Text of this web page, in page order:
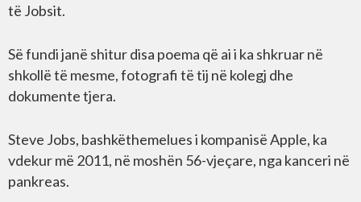
të Jobsit.
Së fundi janë shitur disa poema që ai i ka shkruar në
shkollë të mesme, fotografi të tij në kolegj dhe
dokumente tjera.
Steve Jobs, bashkëthemelues i kompanisë Apple, ka
vdekur më 2011, në moshën 56-vjeçare, nga kanceri në
pankreas.